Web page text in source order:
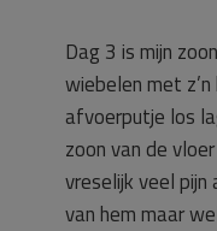
Dag 3 is mijn
wiebelen met
afvoerputje los
zoon van de
vreselijk veel pijn
van hem maar